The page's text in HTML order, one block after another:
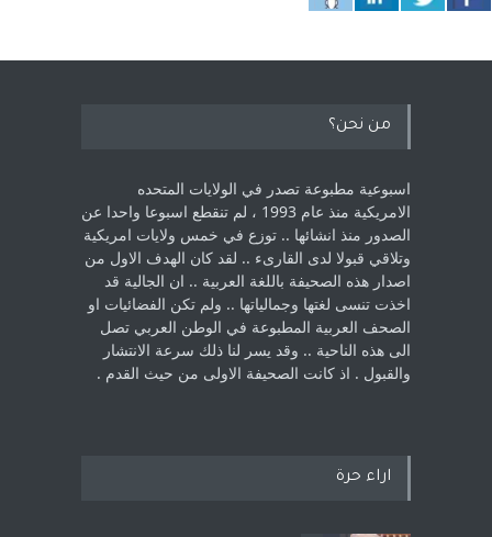
من نحن؟
اسبوعية مطبوعة تصدر في الولايات المتحده
الامريكية منذ عام 1993 ، لم ‏تنقطع اسبوعا واحدا عن
الصدور منذ انشائها .. توزع في خمس ولايات امريكية
‏وتلاقي قبولا لدى القارىء ..‏ لقد كان الهدف الاول من
اصدار هذه الصحيفة باللغة العربية .. ان الجالية قد
اخذت ‏تنسى لغتها وجمالياتها .. ولم تكن الفضائيات او
الصحف العربية المطبوعة في الوطن ‏العربي تصل
الى هذه الناحية .. وقد يسر لنا ذلك سرعة الانتشار
والقبول . اذ كانت ‏الصحيفة الاولى من حيث القدم . ‏
اراء حرة